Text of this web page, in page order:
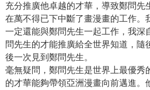
充分推廣他卓越的才華，導致鄭問先
在萬不得已下中斷了畫漫畫的工作。
一定還能與鄭問先生一起工作，我深
問先生的才能推廣給全世界知道，隨
後一次見到鄭問先生。
毫無疑問，鄭問先生是世界上最優秀
的才華能夠帶領亞洲漫畫向前邁進。